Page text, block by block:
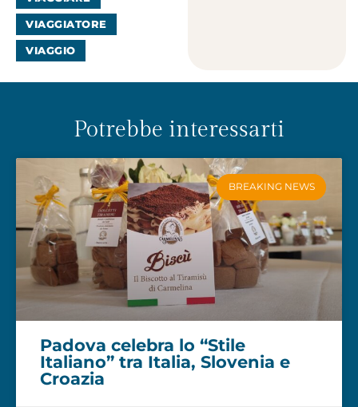
VIAGGIATORE
VIAGGIO
Potrebbe interessarti
BREAKING NEWS
Padova celebra lo “Stile
Italiano” tra Italia, Slovenia e
Croazia